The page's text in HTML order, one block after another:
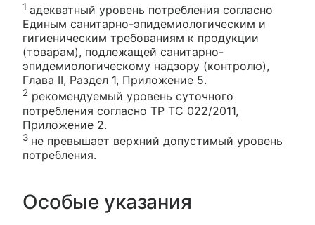
1 адекватный уровень потребления согласно
Единым санитарно-эпидемиологическим и
гигиеническим требованиям к продукции
(товарам), подлежащей санитарно-
эпидемиологическому надзору (контролю),
Глава II, Раздел 1, Приложение 5.
2 рекомендуемый уровень суточного
потребления согласно ТР ТС 022/2011,
Приложение 2.
3 не превышает верхний допустимый уровень
потребления.
Особые указания